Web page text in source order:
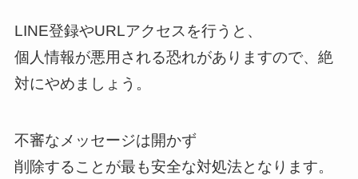
LINE登録やURLアクセスを行うと、
個人情報が悪用される恐れがありますので、絶
対にやめましょう。
不審なメッセージは開かず
削除することが最も安全な対処法となります。